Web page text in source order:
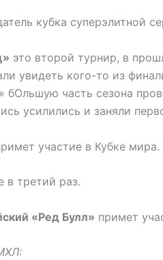
кубка суперэлитной
это второй турнир, в
увидеть кого-то из
часть сезона
усилились и заняли
участие в Кубке мира.
в третий раз.
«Ред Булл» примет